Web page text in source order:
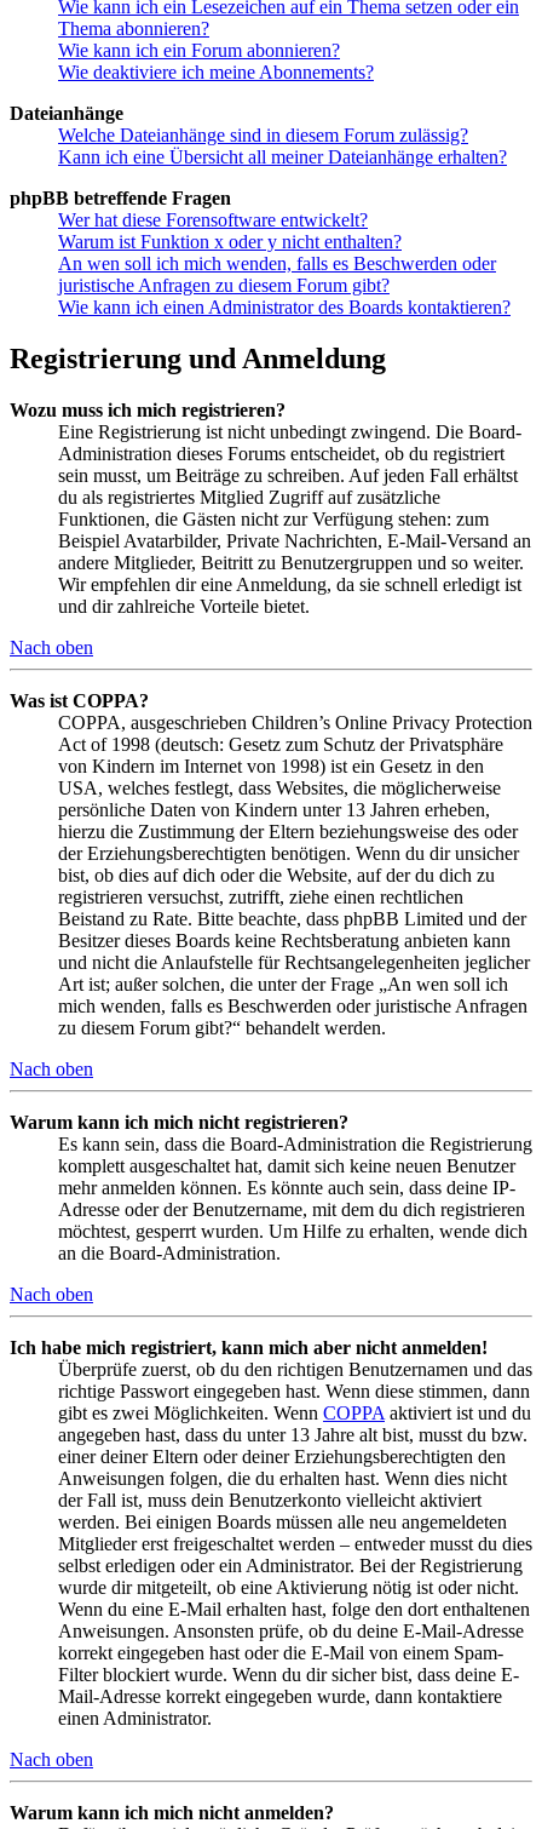
Wie kann ich ein Lesezeichen auf ein Thema setzen oder ein
Thema abonnieren?
Wie kann ich ein Forum abonnieren?
Wie deaktiviere ich meine Abonnements?
Dateianhänge
Welche Dateianhänge sind in diesem Forum zulässig?
Kann ich eine Übersicht all meiner Dateianhänge erhalten?
phpBB betreffende Fragen
Wer hat diese Forensoftware entwickelt?
Warum ist Funktion x oder y nicht enthalten?
An wen soll ich mich wenden, falls es Beschwerden oder
juristische Anfragen zu diesem Forum gibt?
Wie kann ich einen Administrator des Boards kontaktieren?
Registrierung und Anmeldung
Wozu muss ich mich registrieren?
Eine Registrierung ist nicht unbedingt zwingend. Die Board-
Administration dieses Forums entscheidet, ob du registriert
sein musst, um Beiträge zu schreiben. Auf jeden Fall erhältst
du als registriertes Mitglied Zugriff auf zusätzliche
Funktionen, die Gästen nicht zur Verfügung stehen: zum
Beispiel Avatarbilder, Private Nachrichten, E-Mail-Versand an
andere Mitglieder, Beitritt zu Benutzergruppen und so weiter.
Wir empfehlen dir eine Anmeldung, da sie schnell erledigt ist
und dir zahlreiche Vorteile bietet.
Nach oben
Was ist COPPA?
COPPA, ausgeschrieben Children’s Online Privacy Protection
Act of 1998 (deutsch: Gesetz zum Schutz der Privatsphäre
von Kindern im Internet von 1998) ist ein Gesetz in den
USA, welches festlegt, dass Websites, die möglicherweise
persönliche Daten von Kindern unter 13 Jahren erheben,
hierzu die Zustimmung der Eltern beziehungsweise des oder
der Erziehungsberechtigten benötigen. Wenn du dir unsicher
bist, ob dies auf dich oder die Website, auf der du dich zu
registrieren versuchst, zutrifft, ziehe einen rechtlichen
Beistand zu Rate. Bitte beachte, dass phpBB Limited und der
Besitzer dieses Boards keine Rechtsberatung anbieten kann
und nicht die Anlaufstelle für Rechtsangelegenheiten jeglicher
Art ist; außer solchen, die unter der Frage „An wen soll ich
mich wenden, falls es Beschwerden oder juristische Anfragen
zu diesem Forum gibt?“ behandelt werden.
Nach oben
Warum kann ich mich nicht registrieren?
Es kann sein, dass die Board-Administration die Registrierung
komplett ausgeschaltet hat, damit sich keine neuen Benutzer
mehr anmelden können. Es könnte auch sein, dass deine IP-
Adresse oder der Benutzername, mit dem du dich registrieren
möchtest, gesperrt wurden. Um Hilfe zu erhalten, wende dich
an die Board-Administration.
Nach oben
Ich habe mich registriert, kann mich aber nicht anmelden!
Überprüfe zuerst, ob du den richtigen Benutzernamen und das
richtige Passwort eingegeben hast. Wenn diese stimmen, dann
gibt es zwei Möglichkeiten. Wenn COPPA aktiviert ist und du
angegeben hast, dass du unter 13 Jahre alt bist, musst du bzw.
einer deiner Eltern oder deiner Erziehungsberechtigten den
Anweisungen folgen, die du erhalten hast. Wenn dies nicht
der Fall ist, muss dein Benutzerkonto vielleicht aktiviert
werden. Bei einigen Boards müssen alle neu angemeldeten
Mitglieder erst freigeschaltet werden – entweder musst du dies
selbst erledigen oder ein Administrator. Bei der Registrierung
wurde dir mitgeteilt, ob eine Aktivierung nötig ist oder nicht.
Wenn du eine E-Mail erhalten hast, folge den dort enthaltenen
Anweisungen. Ansonsten prüfe, ob du deine E-Mail-Adresse
korrekt eingegeben hast oder die E-Mail von einem Spam-
Filter blockiert wurde. Wenn du dir sicher bist, dass deine E-
Mail-Adresse korrekt eingegeben wurde, dann kontaktiere
einen Administrator.
Nach oben
Warum kann ich mich nicht anmelden?